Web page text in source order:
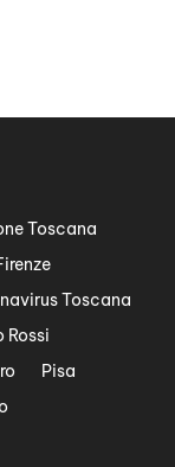
Toscana
Toscana
Rossi
Pisa